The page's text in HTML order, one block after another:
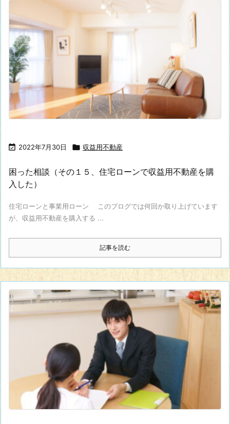
 2022年7月30日  収益用不動産
困った相談（その１５、住宅ローンで収益用不動産を購
入した）
住宅ローンと事業用ローン このブログでは何回か取り上げています
が、収益用不動産を購入する ...
記事を読む